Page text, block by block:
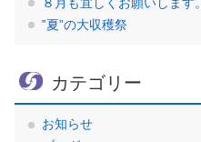
‟夏”の大収穫祭
カテゴリー
お知らせ